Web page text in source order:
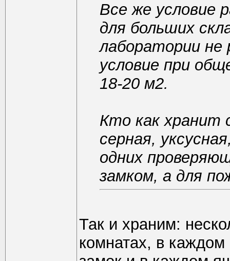
Все же условие
для больших
лаборатории не
условие при
18-20 м2.
Кто как хранит
серная,
одних
замком, а для
Так и храним:
комнатах, в